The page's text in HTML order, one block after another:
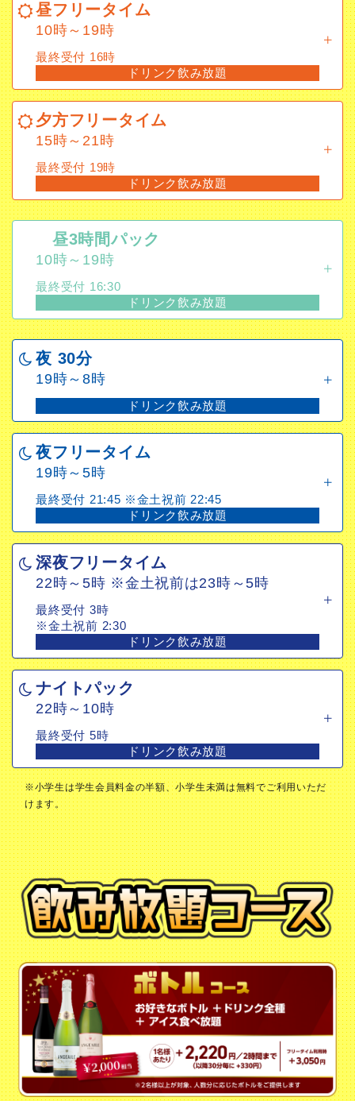
最終受付 16時
夕方フリータイム
15時～21時
最終受付 19時
昼3時間パック
10時～19時
最終受付 16:30
ドリンク飲み放題
夜 30分
19時～8時
夜フリータイム
19時～5時
ドリンク飲み放題
深夜フリータイム
22時～5時 ※金土祝前は23時～5時
※金土祝前2:30
ドリンク飲み放題
ナイトパック
22時～10時
ドリンク飲み放題
昼フリータイム
10時～19時
最終受付 16時
ドリンク飲み放題
夕方フリータイム
15時～21時
最終受付 19時
ドリンク飲み放題
昼3時間パック
10時～19時
最終受付 16:30
ドリンク飲み放題
夜 30分
19時～8時
ドリンク飲み放題
夜フリータイム
19時～5時
最終受付 21:45 ※金土祝前 22:45
ドリンク飲み放題
深夜フリータイム
22時～5時 ※金土祝前は23時～5時
最終受付 3時
※金土祝前 2:30
ドリンク飲み放題
ナイトパック
22時～10時
最終受付 5時
ドリンク飲み放題
※小学生は学生会員料金の半額、小学生未満は無料でご利用いただ
けます。